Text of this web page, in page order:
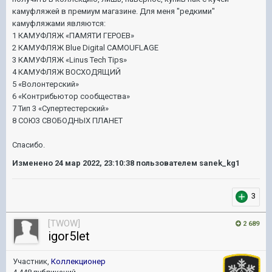
камуфляжей в премиум магазине. Для меня "редкими"
камуфляжами являются:
1 КАМУФЛЯЖ «ПАМЯТИ ГЕРОЕВ»
2 КАМУФЛЯЖ Blue Digital CAMOUFLAGE
3 КАМУФЛЯЖ «Linus Tech Tips»
4 КАМУФЛЯЖ ВОСХОДЯЩИЙ
5 «Волонтерский»
6 «Контрибьютор сообщества»
7 Тип 3 «Супертестерский»
8 СОЮЗ СВОБОДНЫХ ПЛАНЕТ
Спасибо.
Изменено 24 мар 2022, 23:10:38 пользователем sanek_kg1
3
2 689
[TWOW]
igor5let
Участник, Коллекционер